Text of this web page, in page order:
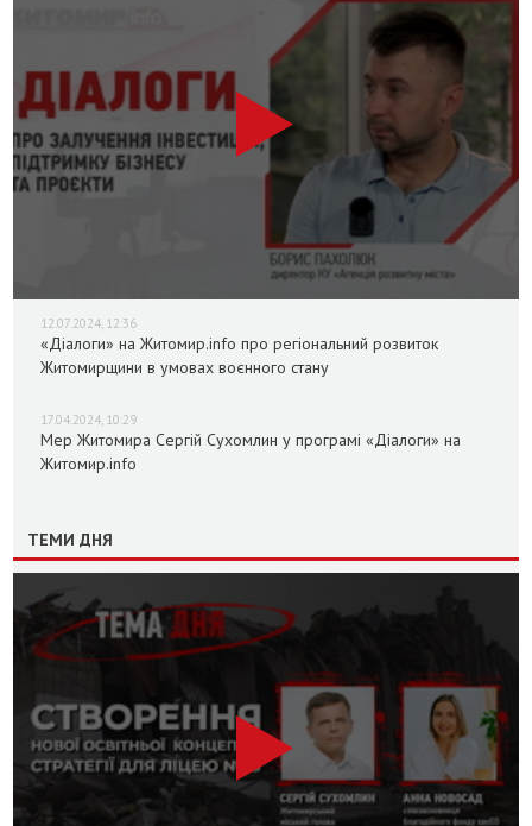
12.07.2024, 12:36
«Діалоги» на Житомир.info про регіональний розвиток
Житомирщини в умовах воєнного стану
17.04.2024, 10:29
Мер Житомира Сергій Сухомлин у програмі «Діалоги» на
Житомир.info
ТЕМИ ДНЯ